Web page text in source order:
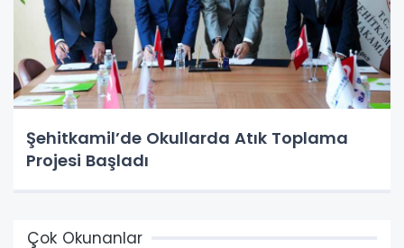
Şehitkamil’de Okullarda Atık Toplama
Projesi Başladı
Çok Okunanlar